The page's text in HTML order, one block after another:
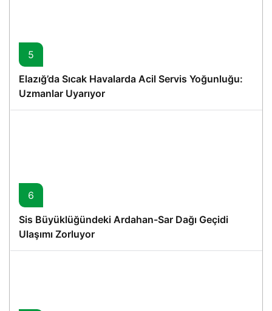
5
Elazığ’da Sıcak Havalarda Acil Servis Yoğunluğu:
Uzmanlar Uyarıyor
6
Sis Büyüklüğündeki Ardahan-Sar Dağı Geçidi
Ulaşımı Zorluyor